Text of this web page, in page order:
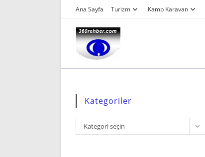
Ana Sayfa Turizm Kamp Karavan
Kategoriler
Kategoriler
Kategori seçin